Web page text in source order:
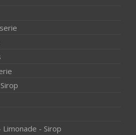
Limonade - Sirop